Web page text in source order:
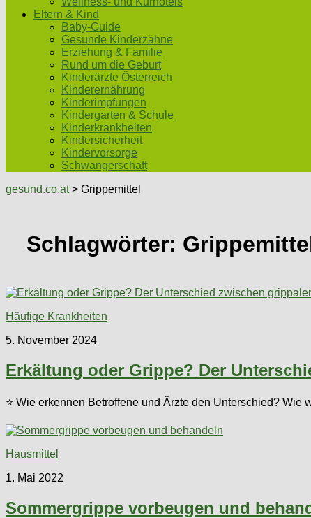
Eltern & Kind
Baby-Guide
Gesunde Kinderzähne
Erziehung & Familie
Rund um die Geburt
Kinderärzte Österreich
Kinderernährung
Kinderimpfungen
Kindergarten & Schule
Kinderkrankheiten
Kindersicherheit
Kindervorsorge
Schwangerschaft
gesund.co.at> Grippemittel
Schlagwörter:
Häufige Krankheiten
5. November 2024
Erkältung oder Grippe? Der
⭐ Wie erkennen Betroffene und Ärzte den Unterschied?
Hausmittel
1. Mai 2022
Sommergrippe vorbeugen und